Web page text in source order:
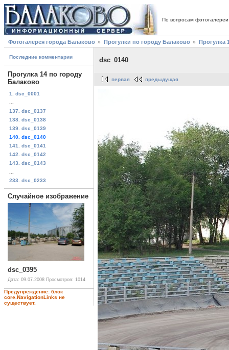
По вопросам
Фотогалерея города Балаково Прогулки по городу Балаково Прогулка
Последние комментарии
Прогулка 14 по городу
Балаково
1. dsc_0001
137. dsc_0137
138. dsc_0138
139. dsc_0139
140. dsc_0140
141. dsc_0141
142. dsc_0142
143. dsc_0143
233. dsc_0233
Случайное изображение
dsc_0395
Дата: 09.07.2008 Просмотров: 1014
Предупреждение: блок
core.NavigationLinks не
существует.
dsc_0140
первая предыдущая